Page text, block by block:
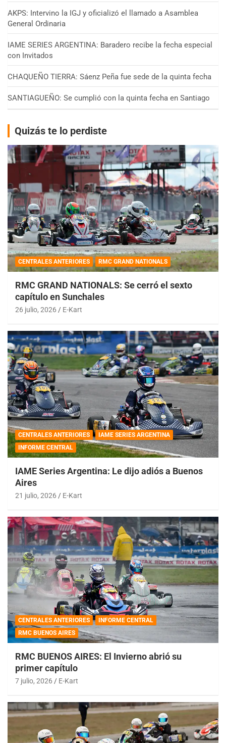
AKPS: Intervino la IGJ y oficializó el llamado a Asamblea
General Ordinaria
IAME SERIES ARGENTINA: Baradero recibe la fecha especial
con Invitados
CHAQUEÑO TIERRA: Sáenz Peña fue sede de la quinta fecha
SANTIAGUEÑO: Se cumplió con la quinta fecha en Santiago
Quizás te lo perdiste
CENTRALES ANTERIORES RMC GRAND NATIONALS
RMC GRAND NATIONALS: Se cerró el sexto
capítulo en Sunchales
26 julio, 2026 E-Kart
CENTRALES ANTERIORES
IAME SERIES ARGENTINA
INFORME CENTRAL
IAME Series Argentina: Le dijo adiós a Buenos
Aires
21 julio, 2026 E-Kart
CENTRALES ANTERIORES
INFORME CENTRAL
RMC BUENOS AIRES
RMC BUENOS AIRES: El Invierno abrió su
primer capítulo
7 julio, 2026 E-Kart